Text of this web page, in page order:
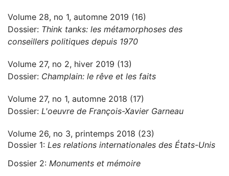
Volume 28, no 1, automne 2019 (16)
Dossier: Think tanks: les métamorphoses des
conseillers politiques depuis 1970
Volume 27, no 2, hiver 2019 (13)
Dossier: Champlain: le rêve et les faits
Volume 27, no 1, automne 2018 (17)
Dossier: L'oeuvre de François-Xavier Garneau
Volume 26, no 3, printemps 2018 (23)
Dossier 1: Les relations internationales des États-Unis
Dossier 2: Monuments et mémoire